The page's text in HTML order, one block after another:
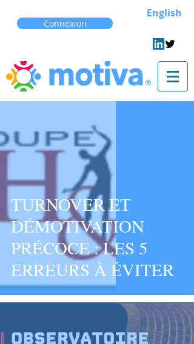
Connexion
English
TURNOVER ET
DÉMOTIVATION
PRÉCOCE : LES 5
ERREURS À ÉVITER